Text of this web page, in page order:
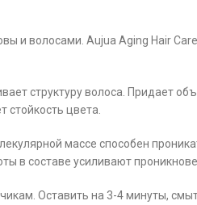
и волосами. Aujua Aging Hair
структуру волоса. Придает
цвета.
массе способен
в составе усиливают
Оставить на 3-4 минуты,